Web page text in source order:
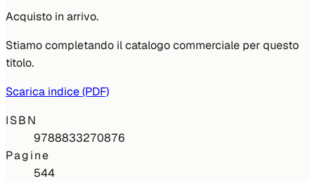
Acquisto in arrivo.
Stiamo completando il catalogo commerciale per questo
titolo.
Scarica indice (PDF)
ISBN
9788833270876
Pagine
544